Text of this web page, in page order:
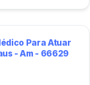
Para Atuar
- Am - 66629